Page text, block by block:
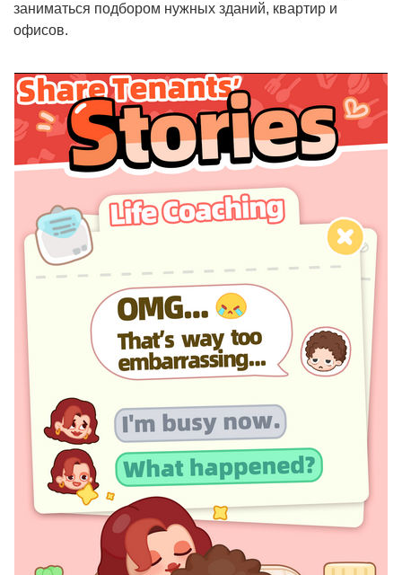
заниматься подбором нужных зданий, квартир и
офисов.